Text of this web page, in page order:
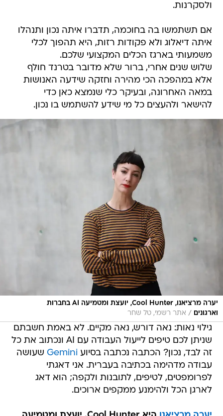
ולסקרנות.
אם תשתמשו בה בחוכמה, תדברו איתה נכון ותנהלו
איתה דיאלוג ולא פקודות רזות, היא תהפוך לכלי
משמעותי בארגז הכלים המקצועי שלכם.
שלוש שנים אחרי, ברור שלא מדובר בטרנד חולף
אלא במהפכה הכי מהירה וחזקה שידעה האנושות
במאה האחרונה, ובעיקר כלי שנמצא כאן כדי
להישאר ולהעצים כל מי שידע להשתמש בו נכון.
יערה מרציאנו, Cool Hunter, יועצת ומטמיעה AI בחברות
וארגונים
/ אתר רשמי, טל שחר
גילוי נאות: נאה דורש, נאה מקיים. לא באמת חשבתם
שניתן לכם טיפים לייעול העבודה עם AI ונכתוב את כל
זה לבד, נכון? הכתבה נכתבה בסיוע Gemini שעושה
עבודה מדהימה בכתיבה בעברית. אני דאגתי
לפרומפטים, לטיפים, לתובנות ולקפה; הוא דאג
לארגן הכל ולהימנע ממקפים ארוכים.